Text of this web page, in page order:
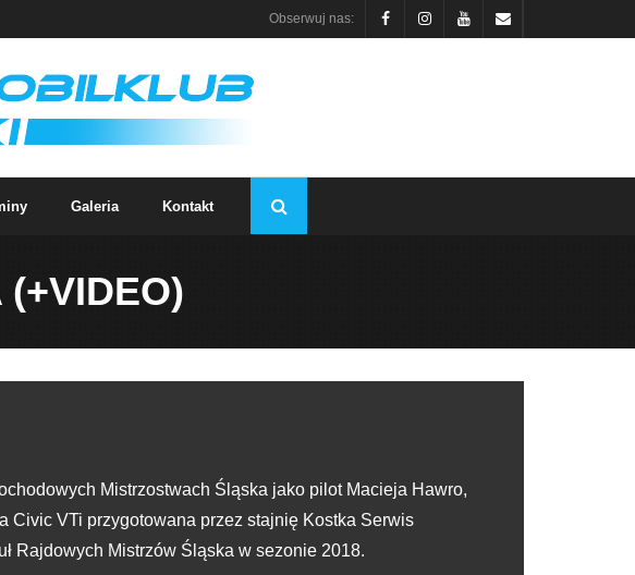
Obserwuj nas:
Galeria Kontakt
Mistrzostwach Śląska jako pilot Macieja Hawro,
Civic VTi przygotowana przez stajnię Kostka Serwis
Rajdowych Mistrzów Śląska w sezonie 2018.